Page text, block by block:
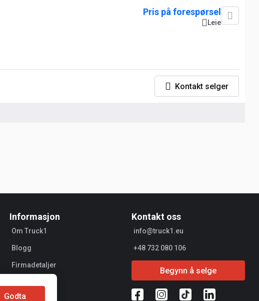
Pris på forespørsel
Leie
Kontakt selger
Informasjon
Om Truck1
Blogg
Firmadetaljer
Kontakt oss
info@truck1.eu
+48 732 080 106
Begynn å selge
Godta